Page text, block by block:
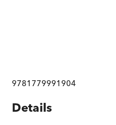
9781779991904
Details